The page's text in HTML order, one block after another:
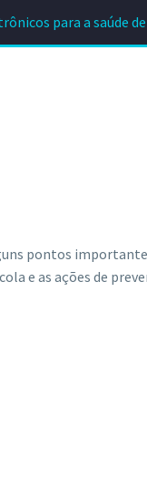
para a saúde
pontos
e as ações de